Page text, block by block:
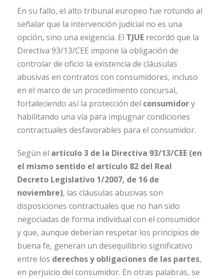
En su fallo, el alto tribunal europeo fue rotundo al
señalar que la intervención judicial no es una
opción, sino una exigencia. El TJUE recordó que la
Directiva 93/13/CEE impone la obligación de
controlar de oficio la existencia de cláusulas
abusivas en contratos con consumidores, incluso
en el marco de un procedimiento concursal,
fortaleciendo así la protección del consumidory
habilitando una vía para impugnar condiciones
contractuales desfavorables para el consumidor.
Según el artículo 3 de la Directiva 93/13/CEE (en
el mismo sentido el artículo 82 del Real
Decreto Legislativo 1/2007, de 16 de
noviembre), las cláusulas abusivas son
disposiciones contractuales que no han sido
negociadas de forma individual con el consumidor
y que, aunque deberían respetar los principios de
buena fe, generan un desequilibrio significativo
entre los derechos y obligaciones de las partes,
en perjuicio del consumidor. En otras palabras, se